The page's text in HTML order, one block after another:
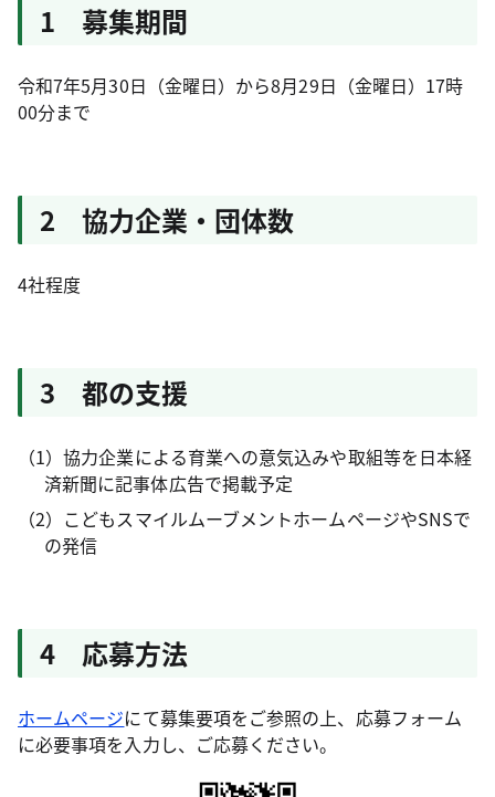
1 募集期間
令和7年5月30日（金曜日）から8月29日（金曜日）17時
00分まで
2 協力企業・団体数
4社程度
3 都の支援
（1）協力企業による育業への意気込みや取組等を日本経
済新聞に記事体広告で掲載予定
（2）こどもスマイルムーブメントホームページやSNSで
の発信
4 応募方法
ホームページにて募集要項をご参照の上、応募フォーム
に必要事項を入力し、ご応募ください。